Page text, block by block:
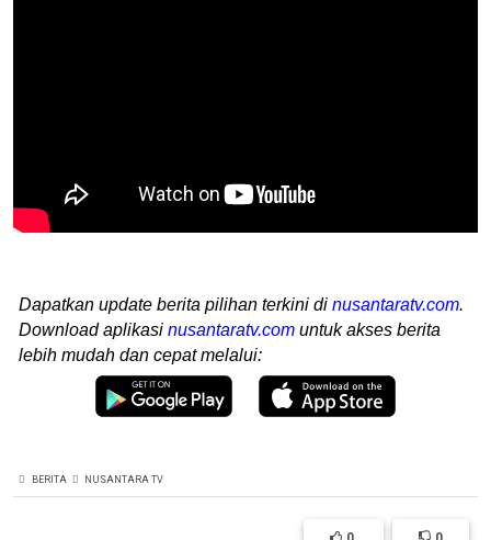
Dapatkan update berita pilihan terkini di nusantaratv.com.
Download aplikasi nusantaratv.com untuk akses berita
lebih mudah dan cepat melalui:
BERITA NUSANTARA TV